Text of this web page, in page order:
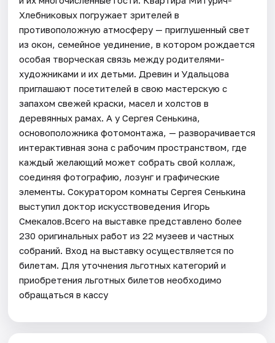
Хлебниковых погружает зрителей в
противоположную атмосферу — приглушенный свет
из окон, семейное уединение, в котором рождается
особая творческая связь между родителями-
художниками и их детьми. Древин и Удальцова
приглашают посетителей в свою мастерскую с
запахом свежей краски, масел и холстов в
деревянных рамах. А у Сергея Сенькина,
основоположника фотомонтажа, — разворачивается
интерактивная зона с рабочим пространством, где
каждый желающий может собрать свой коллаж,
соединяя фотографию, лозунг и графические
элементы. Сокуратором комнаты Сергея Сенькина
выступил доктор искусствоведения Игорь
Смекалов.Всего на выставке представлено более
230 оригинальных работ из 22 музеев и частных
собраний. Вход на выставку осуществляется по
билетам. Для уточнения льготных категорий и
приобретения льготных билетов необходимо
обращаться в кассу